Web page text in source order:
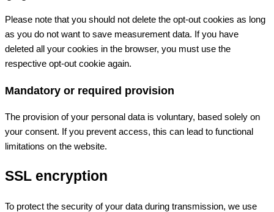
Please note that you should not delete the opt-out cookies as long
as you do not want to save measurement data. If you have
deleted all your cookies in the browser, you must use the
respective opt-out cookie again.
Mandatory or required provision
The provision of your personal data is voluntary, based solely on
your consent. If you prevent access, this can lead to functional
limitations on the website.
SSL encryption
To protect the security of your data during transmission, we use